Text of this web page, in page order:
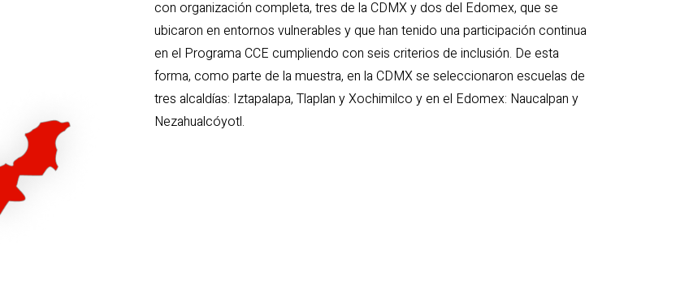
con organización completa, tres de la CDMX y dos del Edomex, que se
ubicaron en entornos vulnerables y que han tenido una participación continua
en el Programa CCE cumpliendo con seis criterios de inclusión. De esta
forma, como parte de la muestra, en la CDMX se seleccionaron escuelas de
tres alcaldías: Iztapalapa, Tlaplan y Xochimilco y en el Edomex: Naucalpan y
Nezahualcóyotl.